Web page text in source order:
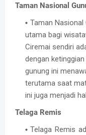
Taman Nasional
Taman Nasional
utama bagi
Ciremai sendiri
dengan ketin
gunung ini
terutama saat
ini juga menjadi
Telaga Remis
Telaga Remis